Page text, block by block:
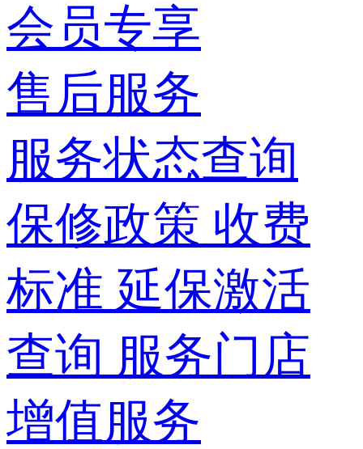
会员专享
售后服务
服务状态查询
保修政策 收费
标准 延保激活
查询 服务门店
增值服务